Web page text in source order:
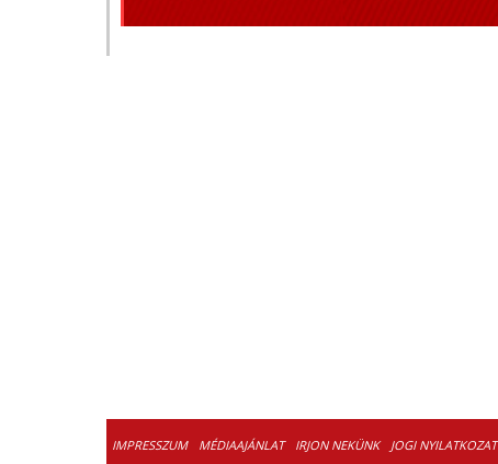
IMPRESSZUM MÉDIAAJÁNLAT IRJON NEKÜNK JOGI NYILATKOZAT